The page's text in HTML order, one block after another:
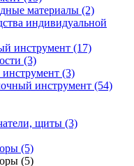
материалы (2)
индивидуальной
инструмент (17)
(3)
(3)
инструмент (54)
щиты (3)
(5)
(5)